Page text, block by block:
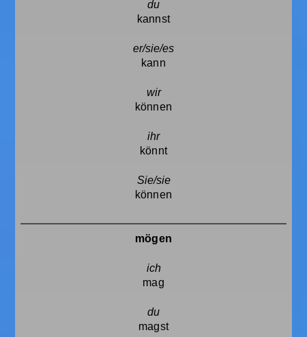
kannst
kann
können
könnt
können
mögen
mag
magst